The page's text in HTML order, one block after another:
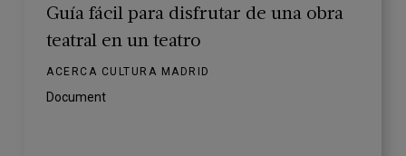
Guía fácil para disfrutar de una obra
teatral en un teatro
ACERCA CULTURA MADRID
Document